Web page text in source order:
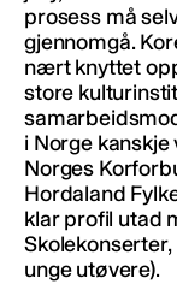
prosess må
gjennomgå.
nært knyttet
store
i Norge
Norges
Hordaland
klar profil utad
unge utøvere).